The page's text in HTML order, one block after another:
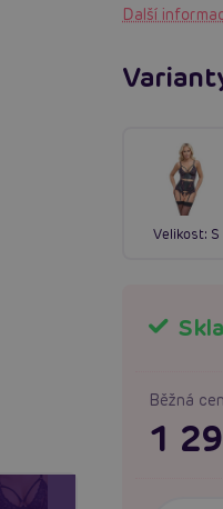
Další
Velikost: S
Běžná
1